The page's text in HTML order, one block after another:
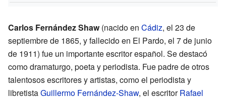
Carlos Fernández Shaw(nacido en Cádiz, el 23 de
septiembre de 1865, y fallecido en El Pardo, el 7 de junio
de 1911) fue un importante escritor español. Se destacó
como dramaturgo, poeta y periodista. Fue padre de otros
talentosos escritores y artistas, como el periodista y
libretistaGuillermo Fernández-Shaw, el escritorRafael